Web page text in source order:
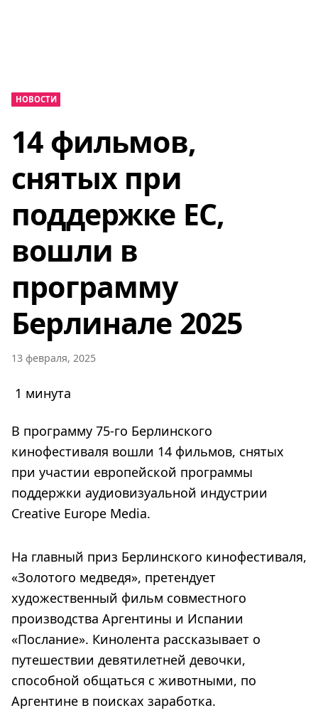
НОВОСТИ
14 фильмов,
снятых при
поддержке ЕС,
вошли в
программу
Берлинале 2025
13 февраля, 2025
1 минута
В программу 75-го Берлинского
кинофестиваля вошли 14 фильмов, снятых
при участии европейской программы
поддержки аудиовизуальной индустрии
Creative Europe Media.
На главный приз Берлинского кинофестиваля,
«Золотого медведя», претендует
художественный фильм совместного
производства Аргентины и Испании
«Послание». Кинолента рассказывает о
путешествии девятилетней девочки,
способной общаться с животными, по
Аргентине в поисках заработка.